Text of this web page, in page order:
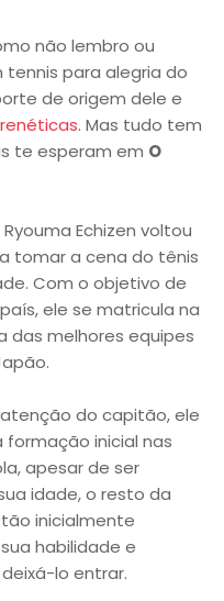
não lembro ou
para alegria do
de origem dele e
. Mas tudo tem
te esperam em O
Echizen voltou
tomar a cena do tênis
Com o objetivo de
ele se matricula na
das melhores equipes
do capitão, ele
formação inicial nas
apesar de ser
idade, o resto da
inicialmente
habilidade e
lo entrar.